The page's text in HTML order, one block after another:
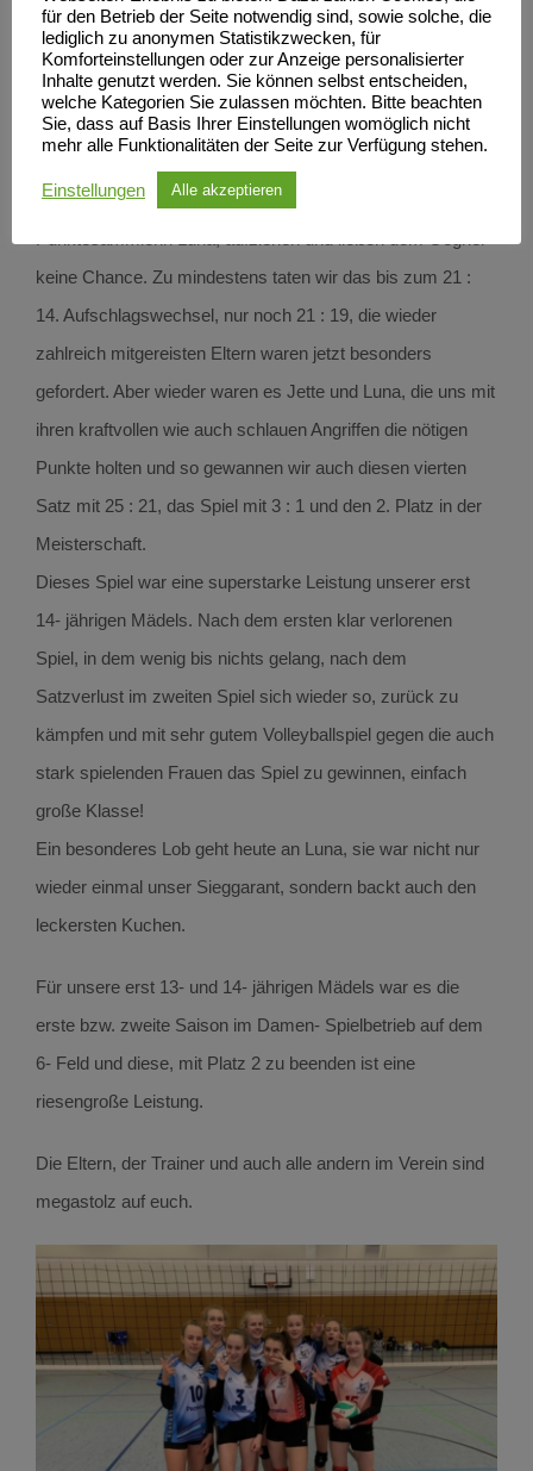
Der dritte Satz glich dem zweiten, Kopf an Kopf bis zum 13
: 13. Dann die Führung, die stetig ausgebaut wurde und am
Ende hieß es 25 : 19 für uns. Jetzt hieß es noch einmal alle
Kräfte bündeln und auch den vierten Satz für uns
starkes Angriffsspiel, insbesondere mit unserer fleißigsten
keine Chance. Zu mindestens taten wir das bis zum 21 :
14. Aufschlagswechsel, nur noch 21 : 19, die wieder
zahlreich mitgereisten Eltern waren jetzt besonders
gefordert. Aber wieder waren es Jette und Luna, die uns mit
ihren kraftvollen wie auch schlauen Angriffen die nötigen
Punkte holten und so gewannen wir auch diesen vierten
Satz mit 25 : 21, das Spiel mit 3 : 1 und den 2. Platz in der
Meisterschaft.
Dieses Spiel war eine superstarke Leistung unserer erst
14- jährigen Mädels. Nach dem ersten klar verlorenen
Spiel, in dem wenig bis nichts gelang, nach dem
Satzverlust im zweiten Spiel sich wieder so, zurück zu
kämpfen und mit sehr gutem Volleyballspiel gegen die auch
stark spielenden Frauen das Spiel zu gewinnen, einfach
große Klasse!
Ein besonderes Lob geht heute an Luna, sie war nicht nur
wieder einmal unser Sieggarant, sondern backt auch den
leckersten Kuchen.
Für unsere erst 13- und 14- jährigen Mädels war es die
erste bzw. zweite Saison im Damen- Spielbetrieb auf dem
6- Feld und diese, mit Platz 2 zu beenden ist eine
riesengroße Leistung.
Die Eltern, der Trainer und auch alle andern im Verein sind
megastolz auf euch.
für den Betrieb der Seite notwendig sind, sowie solche, die
lediglich zu anonymen Statistikzwecken, für
Komforteinstellungen oder zur Anzeige personalisierter
Inhalte genutzt werden. Sie können selbst entscheiden,
welche Kategorien Sie zulassen möchten. Bitte beachten
Sie, dass auf Basis Ihrer Einstellungen womöglich nicht
mehr alle Funktionalitäten der Seite zur Verfügung stehen.
Einstellungen Alle akzeptieren